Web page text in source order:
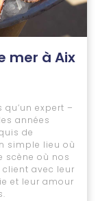
mer à Aix
expert –
années
de
simple lieu où
scène où nos
avec leur
et leur amour